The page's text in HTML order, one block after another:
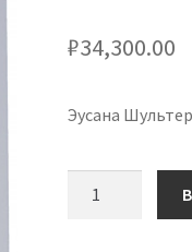
₽34,300.00
Эусана